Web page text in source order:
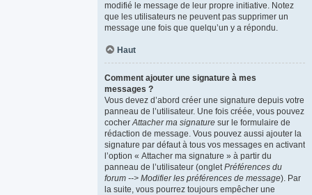
modifié le message de leur propre initiative. Notez
que les utilisateurs ne peuvent pas supprimer un
message une fois que quelqu’un y a répondu.
Haut
Comment ajouter une signature à mes
messages ?
Vous devez d’abord créer une signature depuis votre
panneau de l’utilisateur. Une fois créée, vous pouvez
cocherAttacher ma signature sur le formulaire de
rédaction de message. Vous pouvez aussi ajouter la
signature par défaut à tous vos messages en activant
l’option « Attacher ma signature » à partir du
panneau de l’utilisateur (ongletPréférences du
forum --> Modifier les préférences de message). Par
la suite, vous pourrez toujours empêcher une